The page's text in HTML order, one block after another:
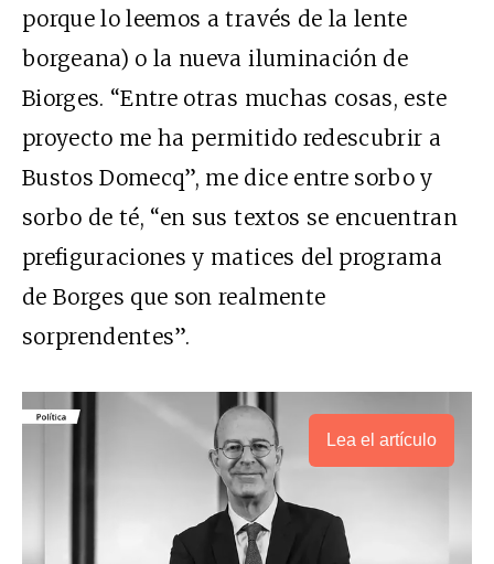
porque lo leemos a través de la lente
borgeana) o la nueva iluminación de
Biorges. “Entre otras muchas cosas, este
proyecto me ha permitido redescubrir a
Bustos Domecq”, me dice entre sorbo y
sorbo de té, “en sus textos se encuentran
prefiguraciones y matices del programa
de Borges que son realmente
sorprendentes”.
Lea el artículo